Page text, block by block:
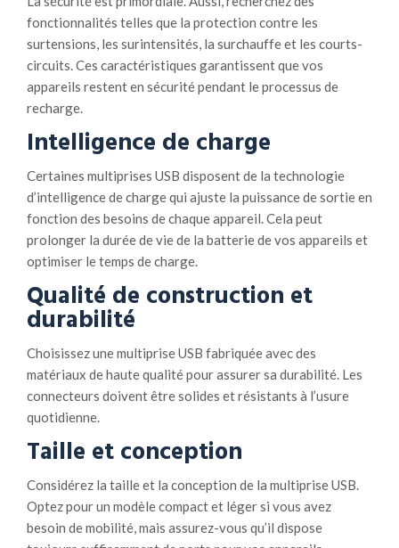
fonctionnalités telles que la protection contre les
surtensions, les surintensités, la surchauffe et les courts-
circuits. Ces caractéristiques garantissent que vos
appareils restent en sécurité pendant le processus de
recharge.
Intelligence de charge
Certaines multiprises USB disposent de la technologie
d’intelligence de charge qui ajuste la puissance de sortie en
fonction des besoins de chaque appareil. Cela peut
prolonger la durée de vie de la batterie de vos appareils et
optimiser le temps de charge.
Qualité de construction et
durabilité
Choisissez une multiprise USB fabriquée avec des
matériaux de haute qualité pour assurer sa durabilité. Les
connecteurs doivent être solides et résistants à l’usure
quotidienne.
Taille et conception
Considérez la taille et la conception de la multiprise USB.
Optez pour un modèle compact et léger si vous avez
besoin de mobilité, mais assurez-vous qu’il dispose